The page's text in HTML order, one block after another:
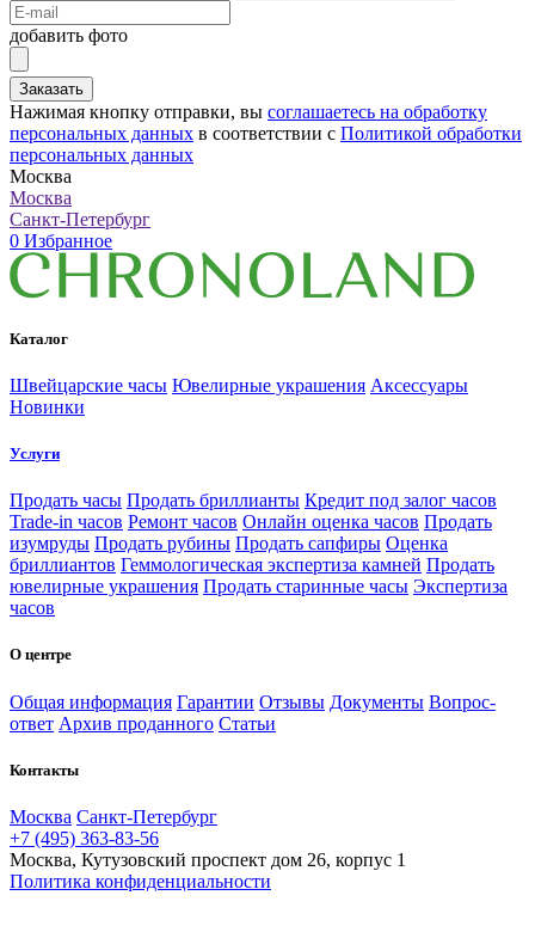
добавить фото
Заказать
Нажимая кнопку отправки, вы соглашаетесь на обработку
персональных данных в соответствии с Политикой обработки
персональных данных
Москва
Москва
Санкт-Петербург
0 Избранное
Каталог
Швейцарские часы Ювелирные украшения Аксессуары
Новинки
Услуги
Продать часы Продать бриллианты Кредит под залог часов
Trade-in часов Ремонт часов Онлайн оценка часов Продать
изумруды Продать рубины Продать сапфиры Оценка
бриллиантов Геммологическая экспертиза камней Продать
ювелирные украшения Продать старинные часы Экспертиза
часов
О центре
Общая информация Гарантии Отзывы Документы Вопрос-
ответ Архив проданного Статьи
Контакты
Москва Санкт-Петербург
+7 (495) 363-83-56
Москва, Кутузовский проспект дом 26, корпус 1
Политика конфиденциальности